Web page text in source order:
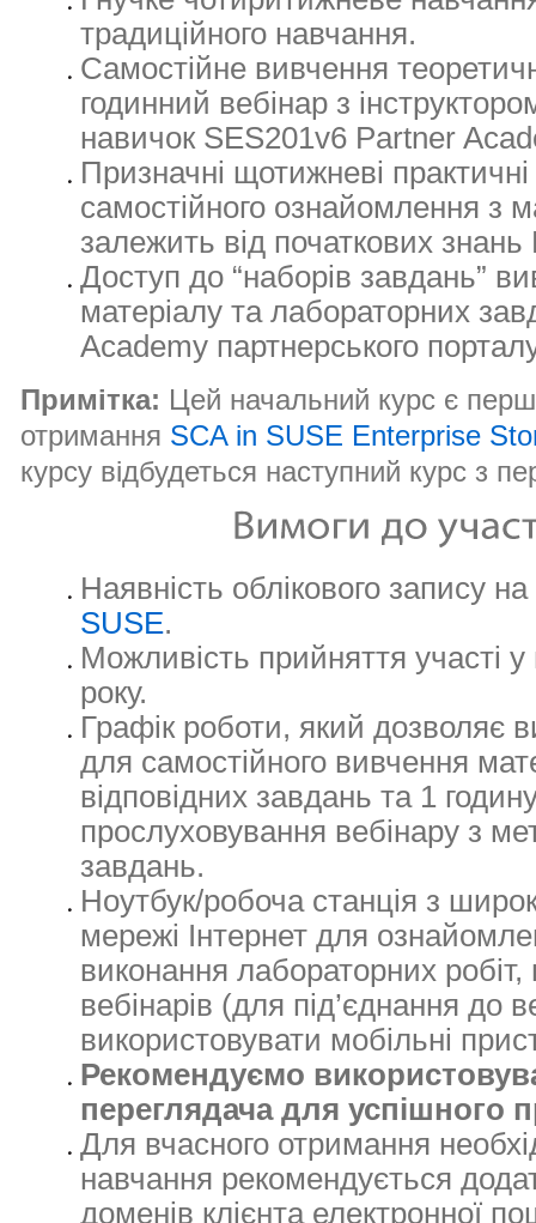
традиційного навчання.
Самостійне вивчення
годинний вебінар з
навичок SES201v6 Partner
Призначні щотижневі
самостійного ознайомлення з
залежить від початкових
Доступ до “наборів завдань”
матеріалу та лабораторних
Academy партнерського
Примітка: Цей начальний курс є
отримання SCA in SUSE Enterprise
курсу відбудеться наступний курс з
Наявність облікового запису
SUSE.
Можливість прийняття участі у
року.
Графік роботи, який дозволяє
для самостійного вивчення
відповідних завдань та 1
прослуховування вебінару з
завдань.
Ноутбук/робоча станція з
мережі Інтернет для
виконання лабораторних
вебінарів (для під’єднання до
використовувати мобільні
Рекомендуємо
переглядача для успішного
Для вчасного отримання
навчання рекомендується
доменів клієнта електронної